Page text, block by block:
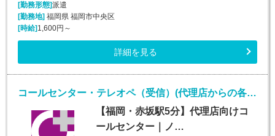
[勤務形態]派遣
[勤務地] 福岡県 福岡市中央区
[時給] 1,600円～
詳細を見る
コールセンター・テレオペ（受信）(代理店からの各種問合せ電話対応業務)
【福岡・赤坂駅5分】代理店向けコ
ールセンター｜ノ…